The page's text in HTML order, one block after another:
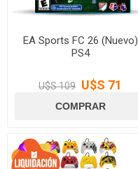
EA Sports FC 26 (Nuevo)
PS4
U$S 109 U$S 71